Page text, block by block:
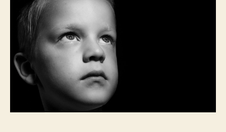
ン
ス！？
部
屋
隅
を
見
つ